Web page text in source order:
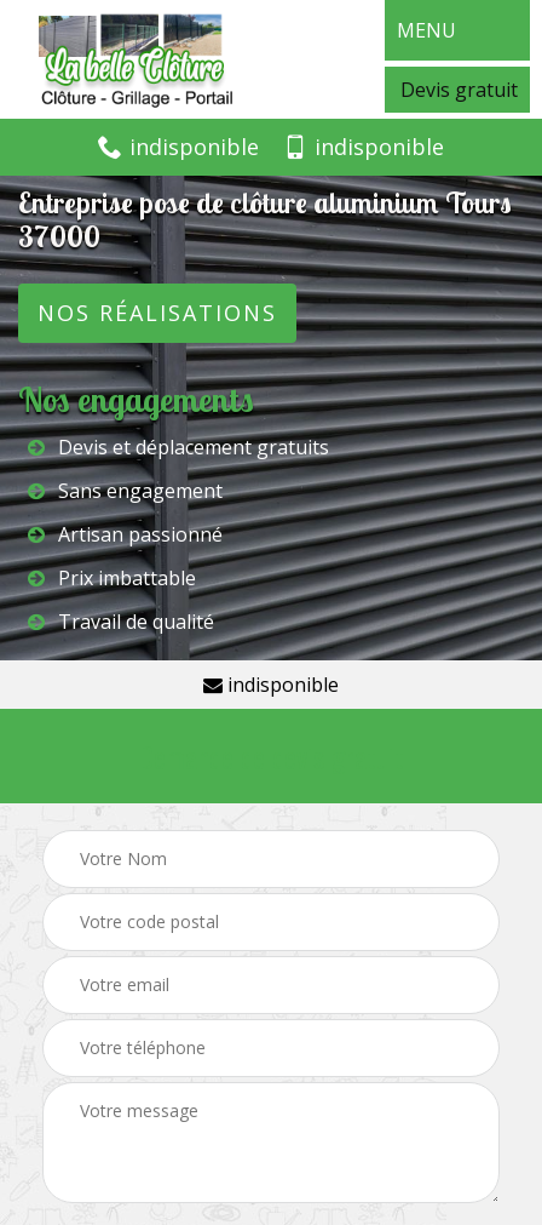
MENU
Devis gratuit
indisponible indisponible
Entreprise pose de clôture aluminium Tours
37000
NOS RÉALISATIONS
Nos engagements
Devis et déplacement gratuits
Sans engagement
Artisan passionné
Prix imbattable
Travail de qualité
indisponible